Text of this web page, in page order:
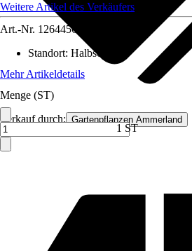
Verkauf durch: Gartenpflanzen Ammerland
Weitere Artikel des Verkäufers
Art.-Nr. 12644569
Standort: Halbschatten
Mehr Artikeldetails
Menge (ST)
1 ST